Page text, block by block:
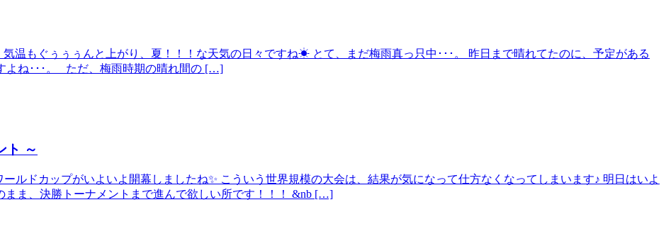
温もぐぅぅぅんと上がり、夏！！！な天気の日々ですね☀ とて、まだ梅雨真っ只中･･･。 昨日まで晴れてたのに、予定がある
よね･･･。 ただ、梅雨時期の晴れ間の […]
ト ～
ルドカップがいよいよ開幕しましたね✨ こういう世界規模の大会は、結果が気になって仕方なくなってしまいます♪ 明日はいよ
ま、決勝トーナメントまで進んで欲しい所です！！！ &nb […]